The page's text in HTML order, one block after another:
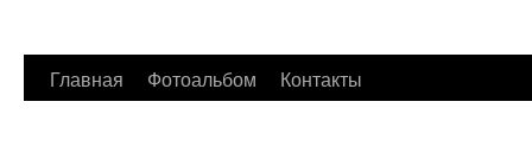
Перейти
Главная Фотоальбом Контакты